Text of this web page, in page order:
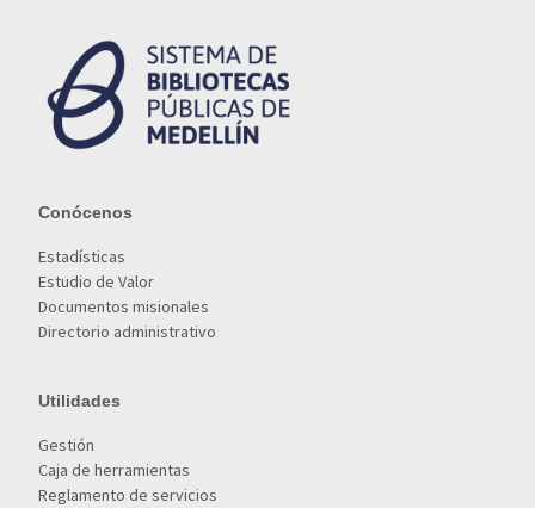
Conócenos
Estadísticas
Estudio de Valor
Documentos misionales
Directorio administrativo
Utilidades
Gestión
Caja de herramientas
Reglamento de servicios